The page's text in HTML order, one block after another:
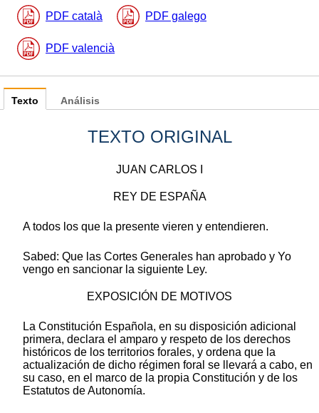
PDF català PDF galego
PDF valencià
Texto
TEXTO ORIGINAL
JUAN CARLOS I
REY DE ESPAÑA
A todos los que la presente vieren y entendieren.
Sabed: Que las Cortes Generales han aprobado y Yo
vengo en sancionar la siguiente Ley.
EXPOSICIÓN DE MOTIVOS
La Constitución Española, en su disposición adicional
primera, declara el amparo y respeto de los derechos
históricos de los territorios forales, y ordena que la
actualización de dicho régimen foral se llevará a cabo, en
su caso, en el marco de la propia Constitución y de los
Estatutos de Autonomía.
Análisis